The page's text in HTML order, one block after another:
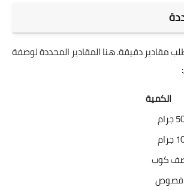
مقادير دقيقة. هنا المقادير المحددة لوصفة
الكمية
كوب